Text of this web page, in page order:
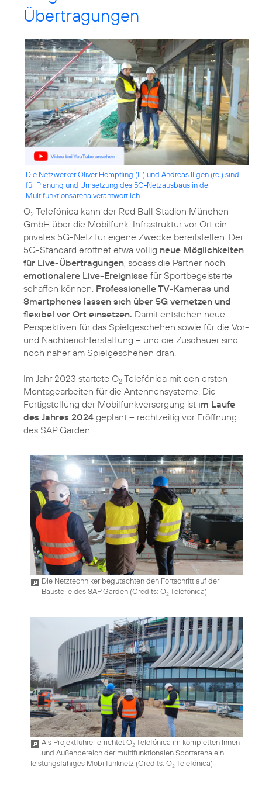
Übertragungen
Die Netzwerker Oliver Hempfling (li.) und Andreas Illgen (re.) sind
für Planung und Umsetzung des 5G-Netzausbaus in der
Multifunktionsarena verantwortlich
O2 Telefónica kann der Red Bull Stadion München
GmbH über die Mobilfunk-Infrastruktur vor Ort ein
privates 5G-Netz für eigene Zwecke bereitstellen. Der
5G-Standard eröffnet etwa völlig neue Möglichkeiten
für Live-Übertragungen, sodass die Partner noch
emotionalere Live-Ereignisse für Sportbegeisterte
schaffen können. Professionelle TV-Kameras und
Smartphones lassen sich über 5G vernetzen und
flexibel vor Ort einsetzen. Damit entstehen neue
Perspektiven für das Spielgeschehen sowie für die Vor-
und Nachberichterstattung – und die Zuschauer sind
noch näher am Spielgeschehen dran.
Im Jahr 2023 startete O2 Telefónica mit den ersten
Montagearbeiten für die Antennensysteme. Die
Fertigstellung der Mobilfunkversorgung ist im Laufe
des Jahres 2024 geplant – rechtzeitig vor Eröffnung
des SAP Garden.
Die Netztechniker begutachten den Fortschritt auf der
Baustelle des SAP Garden (Credits: O2Telefónica)
Als Projektführer errichtet O2Telefónica im kompletten Innen-
und Außenbereich der multifunktionalen Sportarena ein
leistungsfähiges Mobilfunknetz (Credits: O2Telefónica)